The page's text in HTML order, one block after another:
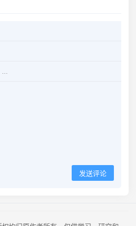
发送评论